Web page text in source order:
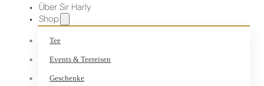
Über Sir Harly
Shop
Tee
Events & Teereisen
Geschenke